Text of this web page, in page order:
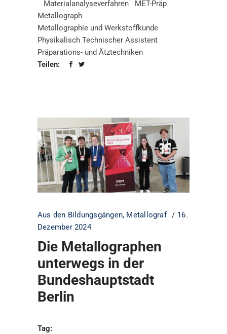
Materialanalyseverfahren
MET-Präp
Metallograph
Metallographie und Werkstoffkunde
Physikalisch Technischer Assistent
Präparations- und Ätztechniken
Teilen:
Aus den Bildungsgängen, Metallograf
16.
Dezember 2024
Die Metallographen
unterwegs in der
Bundeshauptstadt
Berlin
Tag: